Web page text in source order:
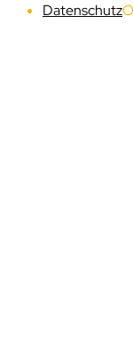
Datenschutz